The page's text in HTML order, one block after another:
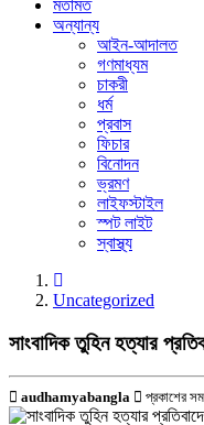
মতামত
অন্যান্য
আইন-আদালত
গণমাধ্যম
চাকরী
ধর্ম
প্রবাস
ফিচার
বিনোদন
ভ্রমণ
লাইফস্টাইল
স্পট লাইট
স্বাস্থ্য
Uncategorized
সাংবাদিক তুহিন হত্যার
audhamyabangla প্রকাশের